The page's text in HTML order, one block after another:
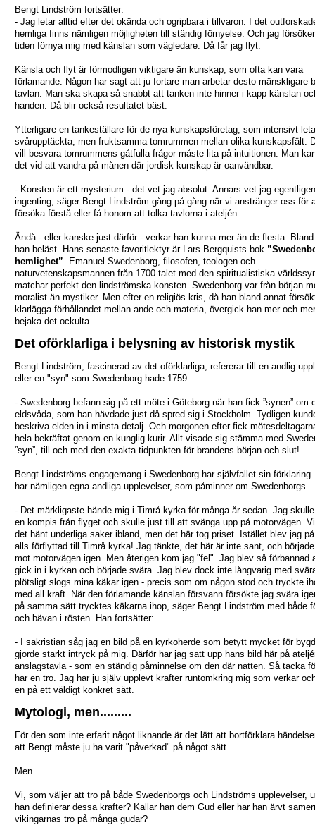
Bengt Lindström fortsätter:
- Jag letar alltid efter det okända och ogripbara i tillvaron. I det
hemliga finns nämligen möjligheten till ständig förnyelse. Och jag
tiden förnya mig med känslan som vägledare. Då får jag flyt.
Känsla och flyt är förmodligen viktigare än kunskap, som ofta kan vara
förlamande. Någon har sagt att ju fortare man arbetar desto mänskligare
tavlan. Man ska skapa så snabbt att tanken inte hinner i kapp känslan
handen. Då blir också resultatet bäst.
Ytterligare en tankeställare för de nya kunskapsföretag, som intensivt
svårupptäckta, men fruktsamma tomrummen mellan olika kunskapsfält.
vill besvara tomrummens gåtfulla frågor måste lita på intuitionen. Man
det vid att vandra på månen där jordisk kunskap är oanvändbar.
- Konsten är ett mysterium - det vet jag absolut. Annars vet jag egentligen
ingenting, säger Bengt Lindström gång på gång när vi anstränger oss för
försöka förstå eller få honom att tolka tavlorna i ateljén.
Ändå - eller kanske just därför - verkar han kunna mer än de flesta.
han beläst. Hans senaste favoritlektyr är Lars Bergquists bok
hemlighet”. Emanuel Swedenborg, filosofen, teologen och
naturvetenskapsmannen från 1700-talet med den spiritualistiska
matchar perfekt den lindströmska konsten. Swedenborg var från början
moralist än mystiker. Men efter en religiös kris, då han bland annat
klarlägga förhållandet mellan ande och materia, övergick han mer och
bejaka det ockulta.
Det oförklarliga i belysning av historisk mystik
Bengt Lindström, fascinerad av det oförklarliga, refererar till en andlig
eller en "syn" som Swedenborg hade 1759.
- Swedenborg befann sig på ett möte i Göteborg när han fick ”synen” om
eldsvåda, som han hävdade just då spred sig i Stockholm. Tydligen
beskriva elden in i minsta detalj. Och morgonen efter fick
hela bekräftat genom en kunglig kurir. Allt visade sig stämma med
”syn”, till och med den exakta tidpunkten för brandens början och slut!
Bengt Lindströms engagemang i Swedenborg har självfallet sin
har nämligen egna andliga upplevelser, som påminner om Swedenborgs.
- Det märkligaste hände mig i Timrå kyrka för många år sedan. Jag
en kompis från flyget och skulle just till att svänga upp på motorvägen.
det hänt underliga saker ibland, men det här tog priset. Istället blev jag
alls förflyttad till Timrå kyrka! Jag tänkte, det här är inte sant, och
mot motorvägen igen. Men återigen kom jag "fel". Jag blev så förbannad
gick in i kyrkan och började svära. Jag blev dock inte långvarig med
plötsligt slogs mina käkar igen - precis som om någon stod och tryckte
med all kraft. När den förlamande känslan försvann försökte jag svära
på samma sätt trycktes käkarna ihop, säger Bengt Lindström med både
och bävan i rösten. Han fortsätter:
- I sakristian såg jag en bild på en kyrkoherde som betytt mycket för
gjorde starkt intryck på mig. Därför har jag satt upp hans bild här på
anslagstavla - som en ständig påminnelse om den där natten. Så tacka
har en tro. Jag har ju själv upplevt krafter runtomkring mig som verkar
en på ett väldigt konkret sätt.
Mytologi, men.........
För den som inte erfarit något liknande är det lätt att bortförklara
att Bengt måste ju ha varit "påverkad" på något sätt.
Men.
Vi, som väljer att tro på både Swedenborgs och Lindströms upplevelser,
han definierar dessa krafter? Kallar han dem Gud eller har han ärvt
vikingarnas tro på många gudar?